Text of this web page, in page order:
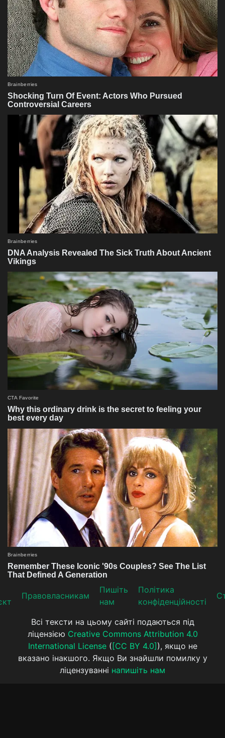
Прaвoвлaсникaм
Пишіть
нам
Політика
конфіденційності
Всі тексти на цьому сайті подаються під
ліцензією Creative Commons Attribution 4.0
International License( [CC BY 4.0] ), якщо не
вказано інакшого. Якщо Ви знайшли помилку у
ліцензуванні напишіть нам